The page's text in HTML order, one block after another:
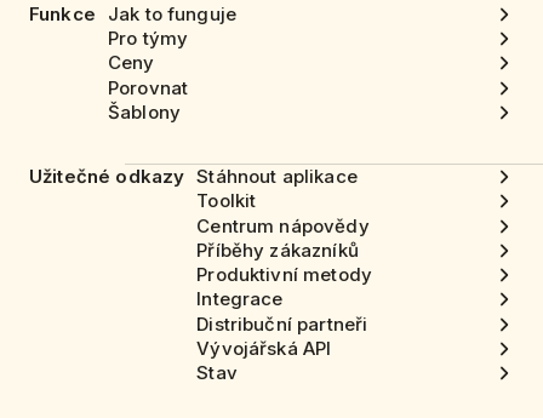
Funkce
Jak to funguje
Pro týmy
Ceny
Porovnat
Šablony
Užitečné odkazy Stáhnout aplikace
Toolkit
Centrum nápovědy
Příběhy zákazníků
Produktivní metody
Integrace
Distribuční partneři
Vývojářská API
Stav